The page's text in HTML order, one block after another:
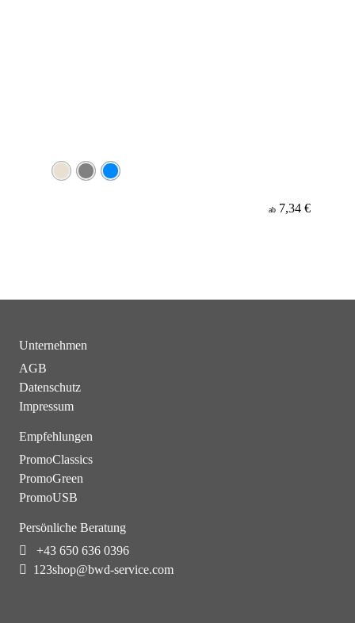
ab 7,34 €
Unternehmen
AGB
Datenschutz
Impressum
Empfehlungen
PromoClassics
PromoGreen
PromoUSB
Persönliche Beratung
+43 650 636 0396
123shop@bwd-service.com